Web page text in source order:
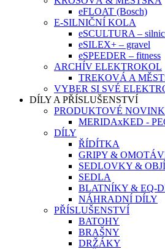
eFLOAT (Bosch)
E-SILNIČNÍ KOLA
eSCULTURA –
eSILEX+ – gravel
eSPEEDER – fitness
ARCHÍV ELEKTROKOL
TREKOVÁ A
VYBER SI SVÉ
DÍLY A PŘÍSLUŠENSTVÍ
PRODUKTOVÉ
MERIDAxKED -
DÍLY
ŘÍDÍTKA
GRIPY &
SEDLOVKY &
SEDLA
BLATNÍKY & EQ-
NÁHRADNÍ DÍLY
PŘÍSLUŠENSTVÍ
BATOHY
BRAŠNY
DRŽÁKY